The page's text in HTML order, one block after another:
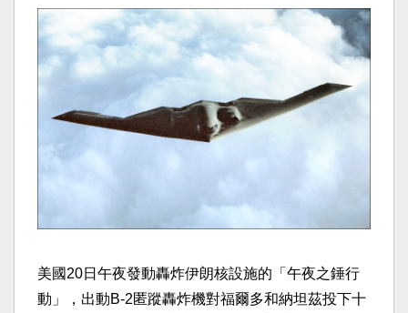
美國20日午夜發動轟炸伊朗核設施的「午夜之錘行
動」，出動B-2匿蹤轟炸機對福爾多和納坦茲投下十